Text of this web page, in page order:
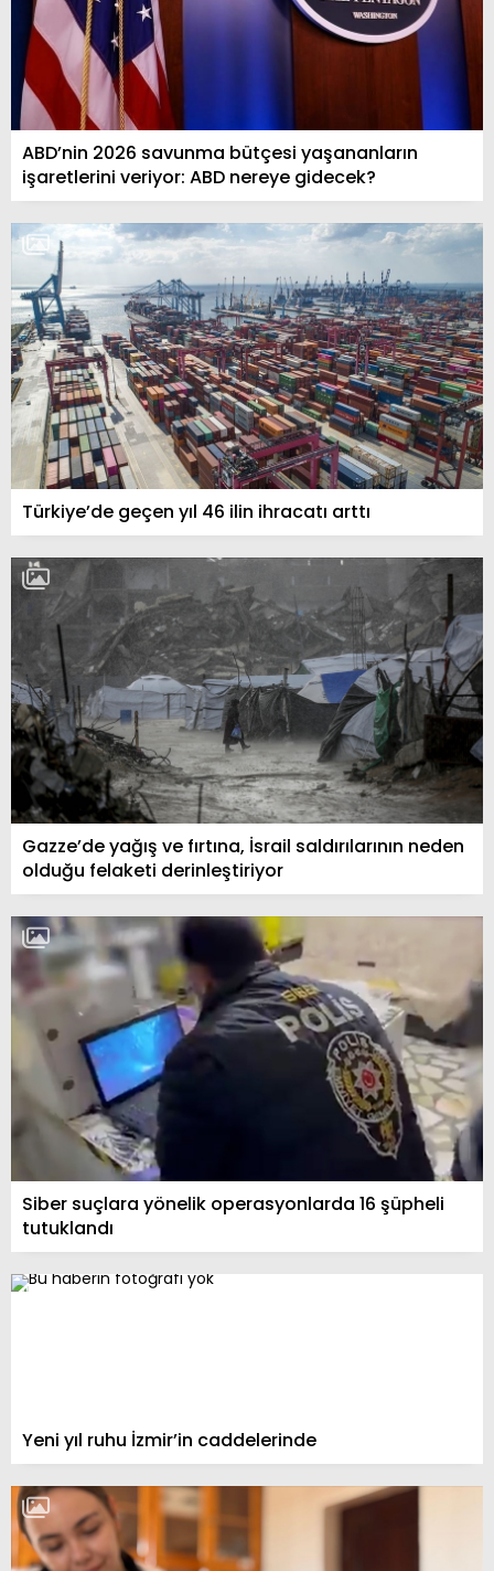
ABD’nin 2026 savunma bütçesi yaşananların
işaretlerini veriyor: ABD nereye gidecek?
Türkiye’de geçen yıl 46 ilin ihracatı arttı
Gazze’de yağış ve fırtına, İsrail saldırılarının neden
olduğu felaketi derinleştiriyor
Siber suçlara yönelik operasyonlarda 16 şüpheli
tutuklandı
Yeni yıl ruhu İzmir’in caddelerinde